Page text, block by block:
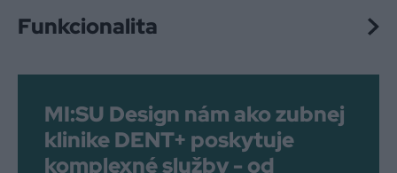
Funkcionalita
MI:SU Design nám ako zubnej
klinike DENT+ poskytuje
komplexné služby - od